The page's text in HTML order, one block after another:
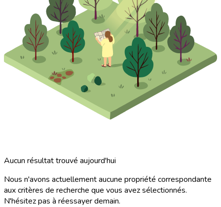
Aucun résultat trouvé aujourd'hui
Nous n'avons actuellement aucune propriété correspondante
aux critères de recherche que vous avez sélectionnés.
N'hésitez pas à réessayer demain.